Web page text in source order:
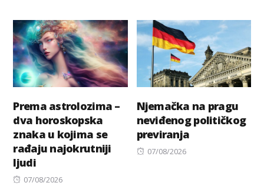
Prema astrolozima –
dva horoskopska
znaka u kojima se
rađaju najokrutniji
ljudi
Posted
07/08/2026
Njemačka na pragu
neviđenog političkog
previranja
Posted
07/08/2026